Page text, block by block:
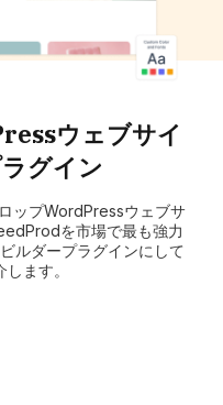
ウェブサイ
グイン
ップWordPressウェブサ
を市場で最も強力
ルダープラグインにして
ます。